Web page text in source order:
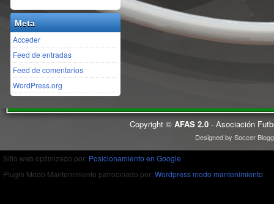
Meta
Acceder
Feed de entradas
Feed de comentarios
WordPress.org
Copyright © AFAS 2.0 - Asociación
Designed bySoccer
Sitio web optimizado por: Posicionamiento en Google
Plugin Modo Mantenimiento patrocinado por: Wordpress modo mantenimiento